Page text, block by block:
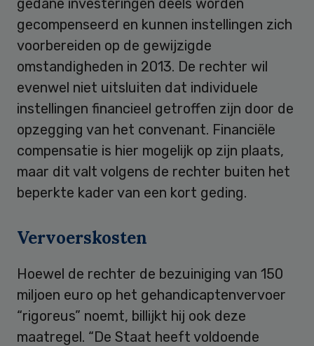
gecompenseerd en kunnen instellingen zich
voorbereiden op de gewijzigde
omstandigheden in 2013. De rechter wil
evenwel niet uitsluiten dat individuele
instellingen financieel getroffen zijn door de
opzegging van het convenant. Financiële
compensatie is hier mogelijk op zijn plaats,
maar dit valt volgens de rechter buiten het
beperkte kader van een kort geding.
Vervoerskosten
Hoewel de rechter de bezuiniging van 150
miljoen euro op het gehandicaptenvervoer
“rigoreus” noemt, billijkt hij ook deze
maatregel. “De Staat heeft voldoende